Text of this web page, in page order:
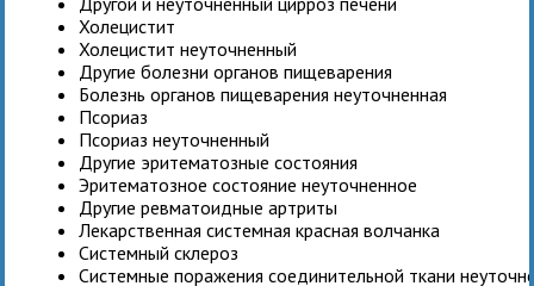
Холецистит
Холецистит неуточненный
Другие болезни органов пищеварения
Болезнь органов пищеварения неуточненная
Псориаз
Псориаз неуточненный
Другие эритематозные состояния
Эритематозное состояние неуточненное
Другие ревматоидные артриты
Лекарственная системная красная волчанка
Системный склероз
Системные поражения соединительной ткани